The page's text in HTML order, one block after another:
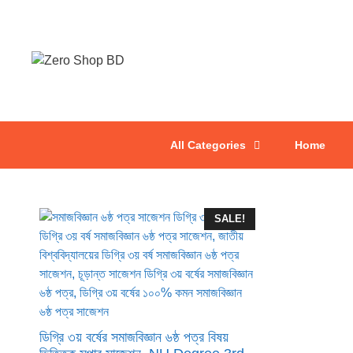
All Categories Home
SALE!
ডিগ্রি ৩য় বর্ষের সমাজবিজ্ঞান ৬ষ্ঠ পত্র বিষয়